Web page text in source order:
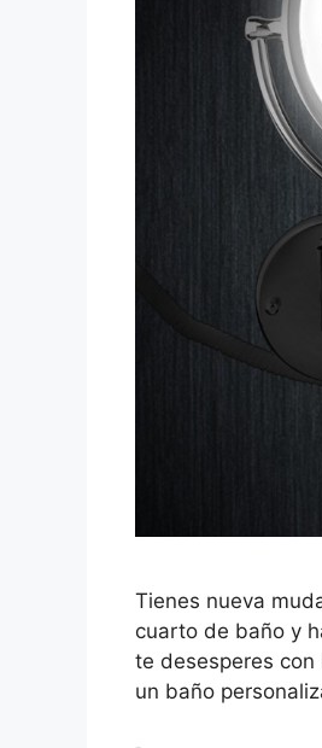
Tienes nueva
cuarto de baño y
te desesperes con
un baño